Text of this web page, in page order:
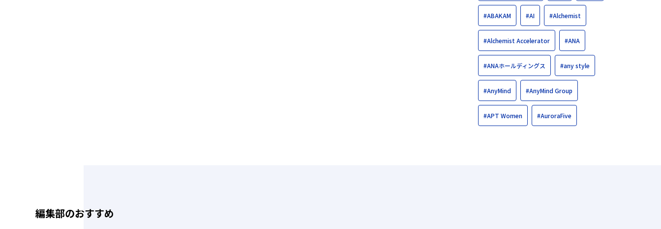
#ABAKAM #AI #Alchemist
#Alchemist Accelerator #ANA
#ANAホールディングス #any style
#AnyMind #AnyMind Group
#APT Women #AuroraFive
編集部のおすすめ